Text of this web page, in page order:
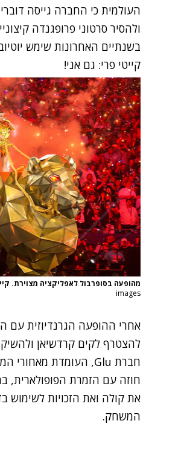
העולמית כי החברה גייסה
ולהסיר סרטוני פרופגנדה
בשנתיים האחרונות שימש
קייטי פרי: גם אני!
מהופעה בסופרבול לאפליקציה מצוירת.
images
אחרי ההופעה הגרנדיוזית עם
להצטרף לקים קרדשיאן
חברת Glu, העומדת מאחורי המשחק המצליח של קרדשיאן,
חוזה עם הזמרת
את קולה ואת הזכויות
המשחק.